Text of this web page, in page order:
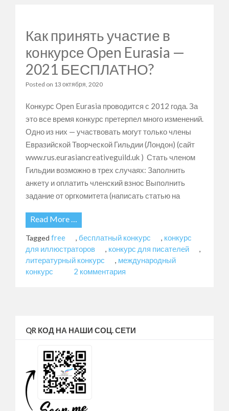
Как принять участие в
конкурсе Open Eurasia —
2021 БЕСПЛАТНО?
Posted on 13 октября, 2020
Конкурс Open Eurasia проводится с 2012 года. За
это все время конкурс претерпел много изменений.
Одно из них — участвовать могут только члены
Евразийской Творческой Гильдии (Лондон) (сайт
www.rus.eurasiancreativeguild.uk ) Стать членом
Гильдии возможно в трех случаях: Заполнить
анкету и оплатить членский взнос Выполнить
задание от оргкомитета (написать статью на
Read More …
Tagged free , бесплатный конкурс , конкурс
для иллюстраторов
, конкурс для писателей ,
литературный конкурс , международный
конкурс
2 комментария
в
QR КОД НА НАШИ СОЦ. СЕТИ